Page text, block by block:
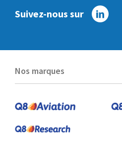
Suivez-nous sur
Linkedin
Nos marques